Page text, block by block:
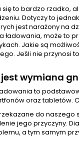
się to bardzo rzadko,
Dotyczy to
jest narażony na
ładowania, może to
Jakie są
Jeśli nie przynosi
wymiana
to
oraz tabletów.
do naszego
jego przyczyny.
a tym samym